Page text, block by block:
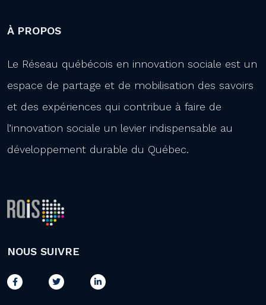
À PROPOS
Le Réseau québécois en innovation sociale est un
espace de partage et de mobilisation des savoirs
et des expériences qui contribue à faire de
l’innovation sociale un levier indispensable au
développement durable du Québec.
NOUS SUIVRE